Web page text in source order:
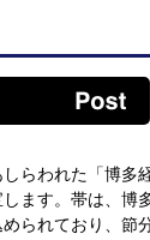
らわれた「博多
ます。帯は、博
られており、